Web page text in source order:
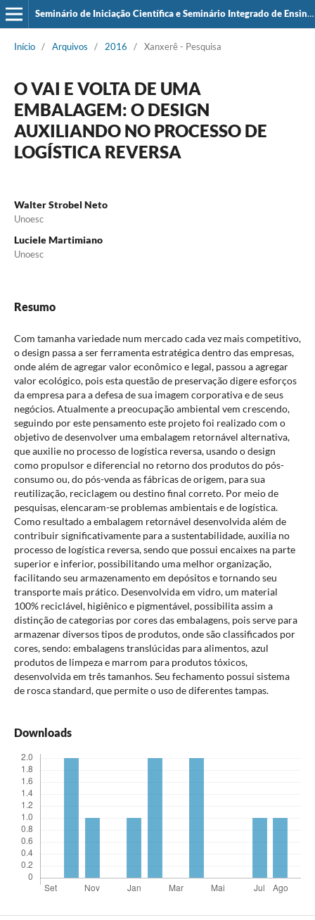
Seminário de Iniciação Científica e Seminário Integrado de Ensino, Pesquisa e Extensão (SIEPE)
Início / Arquivos / 2016 / Xanxerê - Pesquisa
O VAI E VOLTA DE UMA
EMBALAGEM: O DESIGN
AUXILIANDO NO PROCESSO DE
LOGÍSTICA REVERSA
Walter Strobel Neto
Unoesc
Luciele Martimiano
Unoesc
Resumo
Com tamanha variedade num mercado cada vez mais competitivo,
o design passa a ser ferramenta estratégica dentro das empresas,
onde além de agregar valor econômico e legal, passou a agregar
valor ecológico, pois esta questão de preservação digere esforços
da empresa para a defesa de sua imagem corporativa e de seus
negócios. Atualmente a preocupação ambiental vem crescendo,
seguindo por este pensamento este projeto foi realizado com o
objetivo de desenvolver uma embalagem retornável alternativa,
que auxilie no processo de logística reversa, usando o design
como propulsor e diferencial no retorno dos produtos do pós-
consumo ou, do pós-venda as fábricas de origem, para sua
reutilização, reciclagem ou destino final correto. Por meio de
pesquisas, elencaram-se problemas ambientais e de logística.
Como resultado a embalagem retornável desenvolvida além de
contribuir significativamente para a sustentabilidade, auxilia no
processo de logística reversa, sendo que possui encaixes na parte
superior e inferior, possibilitando uma melhor organização,
facilitando seu armazenamento em depósitos e tornando seu
transporte mais prático. Desenvolvida em vidro, um material
100% reciclável, higiênico e pigmentável, possibilita assim a
distinção de categorias por cores das embalagens, pois serve para
armazenar diversos tipos de produtos, onde são classificados por
cores, sendo: embalagens translúcidas para alimentos, azul
produtos de limpeza e marrom para produtos tóxicos,
desenvolvida em três tamanhos. Seu fechamento possui sistema
de rosca standard, que permite o uso de diferentes tampas.
Downloads